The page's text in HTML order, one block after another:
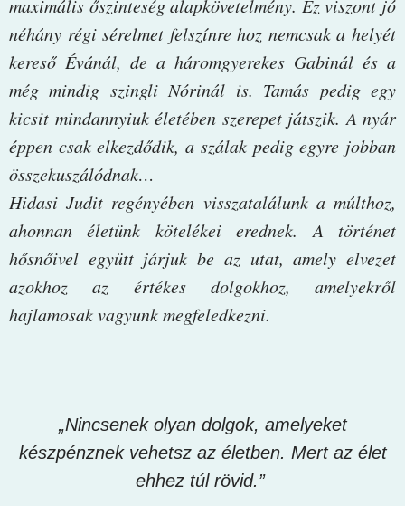
maximális őszinteség alapkövetelmény. Ez viszont jó
néhány régi sérelmet felszínre hoz nemcsak a helyét
kereső Évánál, de a háromgyerekes Gabinál és a
még mindig szingli Nórinál is. Tamás pedig egy
kicsit mindannyiuk életében szerepet játszik. A nyár
éppen csak elkezdődik, a szálak pedig egyre jobban
összekuszálódnak…
Hidasi Judit regényében visszatalálunk a múlthoz,
ahonnan életünk kötelékei erednek. A történet
hősnőivel együtt járjuk be az utat, amely elvezet
azokhoz az értékes dolgokhoz, amelyekről
hajlamosak vagyunk megfeledkezni.
„Nincsenek olyan dolgok, amelyeket
készpénznek vehetsz az életben. Mert az élet
ehhez túl rövid.”